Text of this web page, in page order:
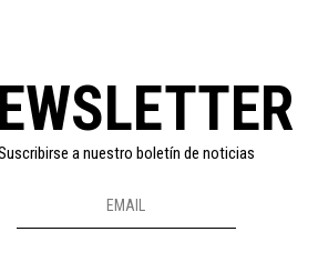
a nuestro boletín de noticias